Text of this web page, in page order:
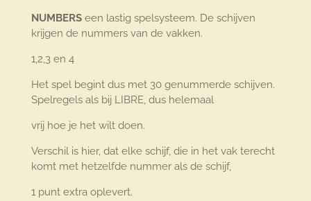
NUMBERS een lastig spelsysteem. De schijven
krijgen de nummers van de vakken.
1,2,3 en 4
Het spel begint dus met 30 genummerde schijven.
Spelregels als bij LIBRE, dus helemaal
vrij hoe je het wilt doen.
Verschil is hier, dat elke schijf, die in het vak terecht
komt met hetzelfde nummer als de schijf,
1 punt extra oplevert.